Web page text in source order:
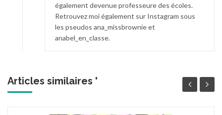
également devenue professeure des écoles.
Retrouvez moi également sur Instagram sous
les pseudos ana_missbrownie et
anabel_en_classe.
Articles similaires '